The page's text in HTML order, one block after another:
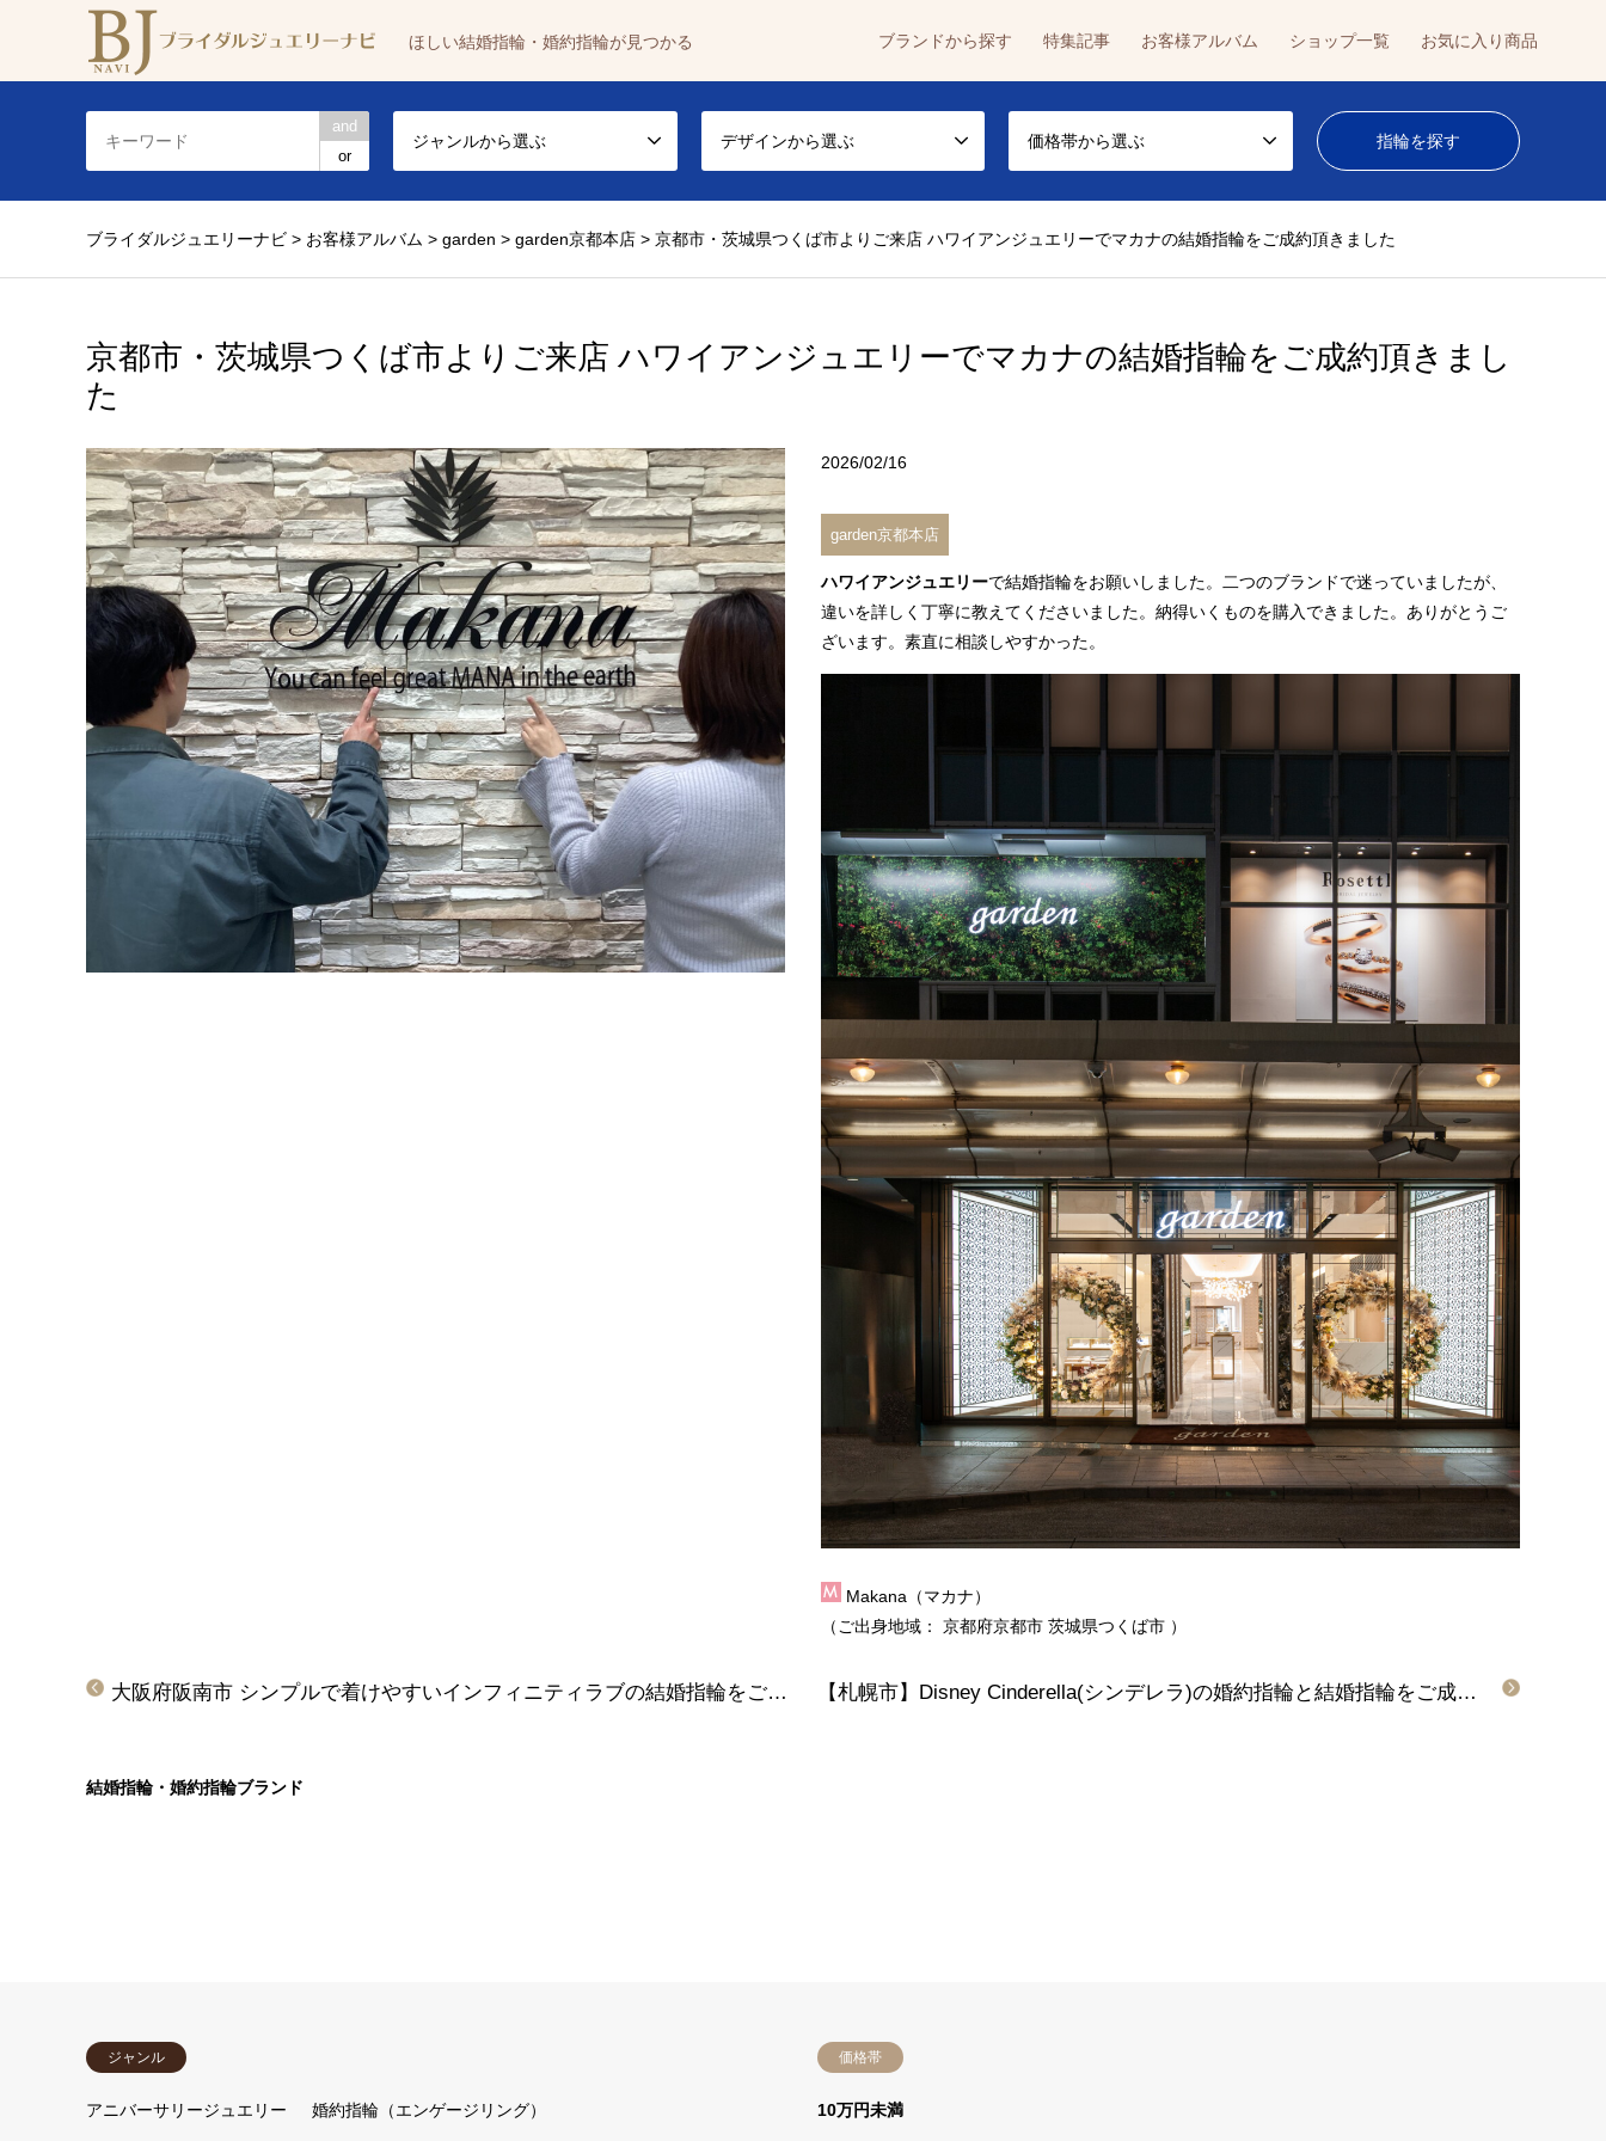
ほしい結婚指輪・婚約指輪が見つかる ブランドから探す 特集記事 お客様アルバム ショップ一覧 お気に入り商品
and
or
ジャンルから選ぶ デザインから選ぶ 価格帯から選ぶ
ブライダルジュエリーナビ > お客様アルバム > garden > garden京都本店 > 京都市・茨城県つくば市よりご来店 ハワイアンジュエリーでマカナの結婚指輪をご成約頂きました
京都市・茨城県つくば市よりご来店 ハワイアンジュエリーでマカナの結婚指輪をご成約頂きまし
た
2026/02/16
garden京都本店
ハワイアンジュエリーで結婚指輪をお願いしました。二つのブランドで迷っていましたが、
違いを詳しく丁寧に教えてくださいました。納得いくものを購入できました。ありがとうご
ざいます。素直に相談しやすかった。
Makana（マカナ）
（ご出身地域： 京都府京都市 茨城県つくば市 ）
【札幌市】Disney Cinderella(シンデレラ)の婚約指輪と結婚指輪をご成約頂きました。
大阪府阪南市 シンプルで着けやすいインフィニティラブの結婚指輪をご成約のお客様です。
結婚指輪・婚約指輪ブランド
ジャンル
アニバーサリージュエリー 婚約指輪（エンゲージリング）
価格帯
10万円未満